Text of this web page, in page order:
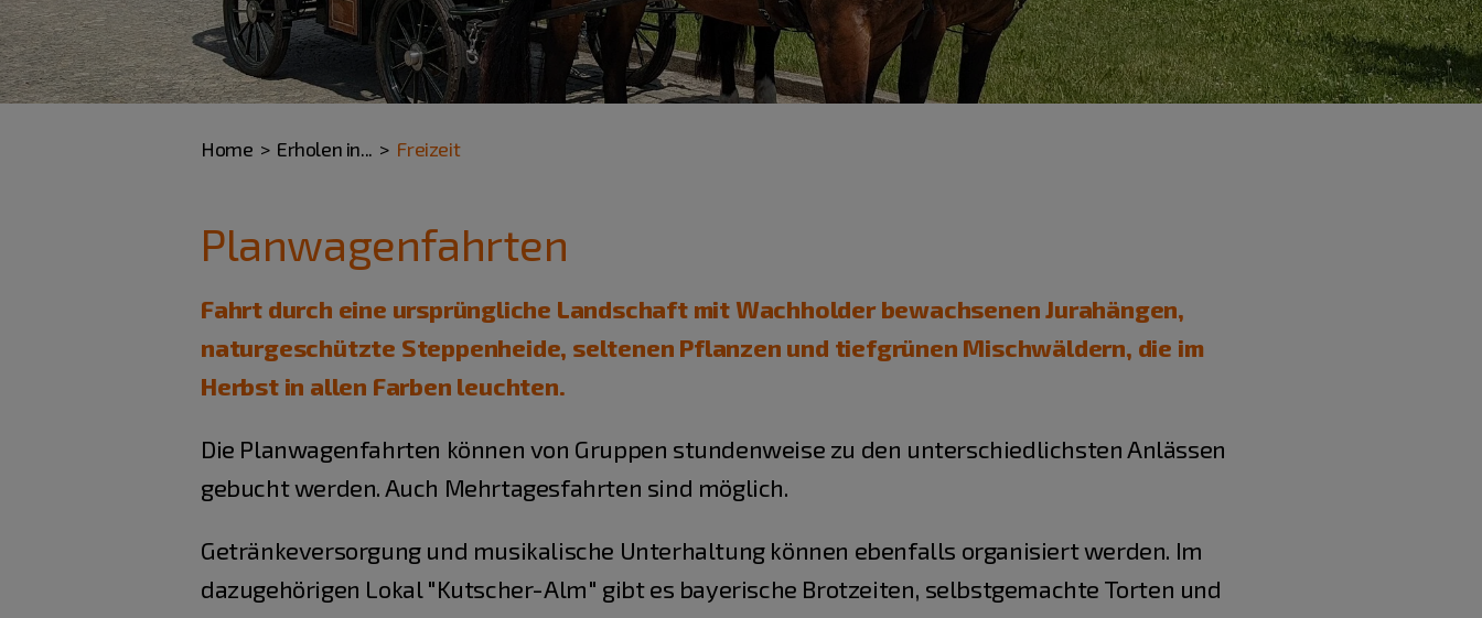
Home Erholen in... Freizeit
Planwagenfahrten
Fahrt durch eine ursprüngliche Landschaft mit Wachholder bewachsenen Jurahängen,
naturgeschützte Steppenheide, seltenen Pflanzen und tiefgrünen Mischwäldern, die im
Herbst in allen Farben leuchten.
Die Planwagenfahrten können von Gruppen stundenweise zu den unterschiedlichsten Anlässen
gebucht werden. Auch Mehrtagesfahrten sind möglich.
Getränkeversorgung und musikalische Unterhaltung können ebenfalls organisiert werden. Im
dazugehörigen Lokal "Kutscher-Alm" gibt es bayerische Brotzeiten, selbstgemachte Torten und